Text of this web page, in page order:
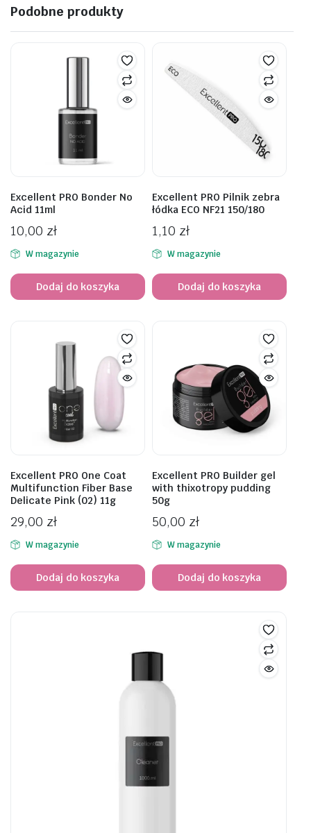
Podobne produkty
Excellent PRO Bonder No
Acid 11ml
10,00 zł
W magazynie
Dodaj do koszyka
Excellent PRO Pilnik zebra
łódka ECO NF21 150/180
1,10 zł
W magazynie
Dodaj do koszyka
Excellent PRO One Coat
Multifunction Fiber Base
Delicate Pink (02) 11g
29,00 zł
W magazynie
Dodaj do koszyka
Excellent PRO Builder gel
with thixotropy pudding
50g
50,00 zł
W magazynie
Dodaj do koszyka